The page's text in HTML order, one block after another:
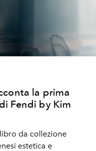
la prima
Fendi by Kim
da collezione
estetica e